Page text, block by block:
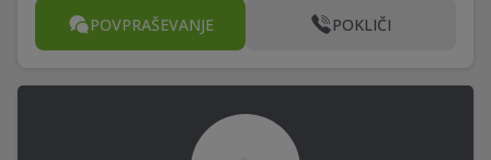
POVPRAŠEVANJE POKLIČI